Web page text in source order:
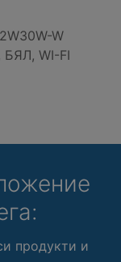
W
WI-FI
продукти и